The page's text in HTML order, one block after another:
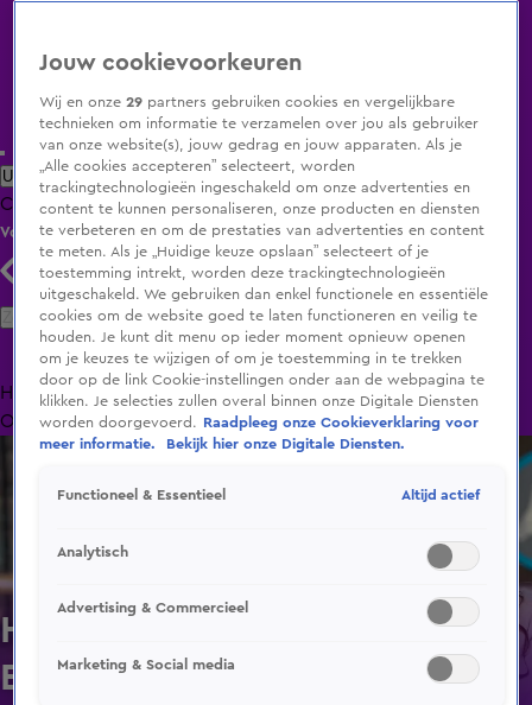
Uitzending Gemist Populaire programma's Zenders Genres
ClipsFilmsRadioSmart TV inlogShop
Volg KIJK
Zoeken
HomeUitzending Gemist Programma's De Bondgenoten
OranjezomerLivestreamsShop
Hart van Nederland - Vroege
Editie
Jouw cookievoorkeuren
Wij en onze29 partners gebruiken cookies en vergelijkbare
technieken om informatie te verzamelen over jou als gebruiker
van onze website(s), jouw gedrag en jouw apparaten. Als je
„Alle cookies accepteren” selecteert, worden
trackingtechnologieën ingeschakeld om onze advertenties en
content te kunnen personaliseren, onze producten en diensten
te verbeteren en om de prestaties van advertenties en content
te meten. Als je „Huidige keuze opslaan” selecteert of je
toestemming intrekt, worden deze trackingtechnologieën
uitgeschakeld. We gebruiken dan enkel functionele en essentiële
cookies om de website goed te laten functioneren en veilig te
houden. Je kunt dit menu op ieder moment opnieuw openen
om je keuzes te wijzigen of om je toestemming in te trekken
door op de link Cookie-instellingen onder aan de webpagina te
klikken. Je selecties zullen overal binnen onze Digitale Diensten
worden doorgevoerd.
Raadpleeg onze Cookieverklaring voor
meer informatie.
Bekijk hier onze Digitale Diensten.
Functioneel & Essentieel Altijd actief
Analytisch
Advertising & Commercieel
Marketing & Social media